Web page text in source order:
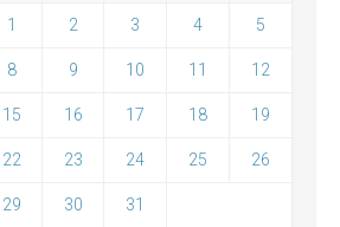
1 2 3 4 5
8 9 10 11 12
15 16 17 18 19
22 23 24 25 26
29 30 31